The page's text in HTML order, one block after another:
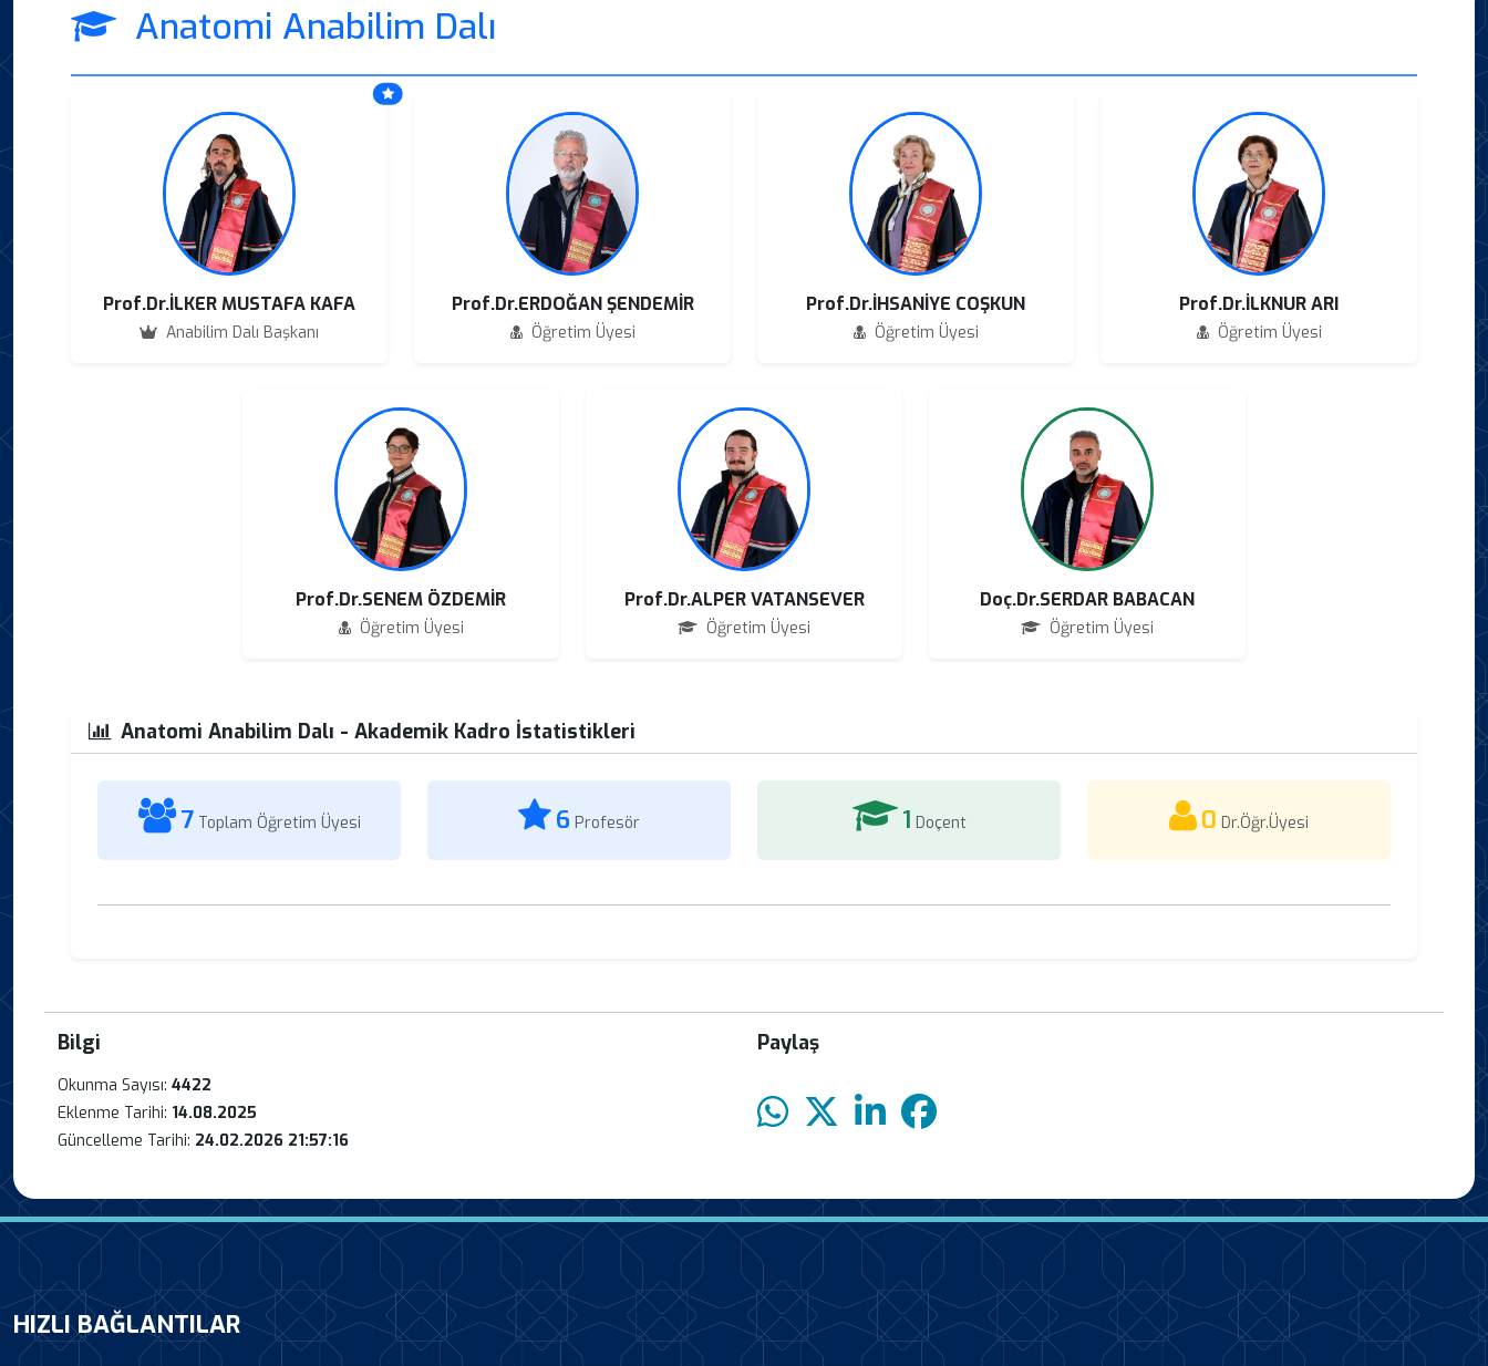
Anatomi Anabilim Dalı
Prof.Dr.İLKER MUSTAFA KAFA
Anabilim Dalı Başkanı
Prof.Dr.ERDOĞAN ŞENDEMİR
Öğretim Üyesi
Prof.Dr.İHSANİYE COŞKUN
Öğretim Üyesi
Prof.Dr.İLKNUR ARI
Öğretim Üyesi
Prof.Dr.SENEM ÖZDEMİR
Öğretim Üyesi
Prof.Dr.ALPER VATANSEVER
Öğretim Üyesi
Doç.Dr.SERDAR BABACAN
Öğretim Üyesi
Anatomi Anabilim Dalı - Akademik Kadro İstatistikleri
7 Toplam Öğretim Üyesi 6 Profesör 1 Doçent 0 Dr.Öğr.Üyesi
Bilgi
Okunma Sayısı: 4422
Eklenme Tarihi: 14.08.2025
Güncelleme Tarihi: 24.02.2026 21:57:16
Paylaş
HIZLI BAĞLANTILAR